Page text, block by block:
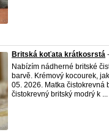
Britská koťata krátkosrstá
Nabízím nádherné britské
barvě. Krémový kocourek,
05. 2026. Matka čistokrevná
čistokrevný britský modrý k ...